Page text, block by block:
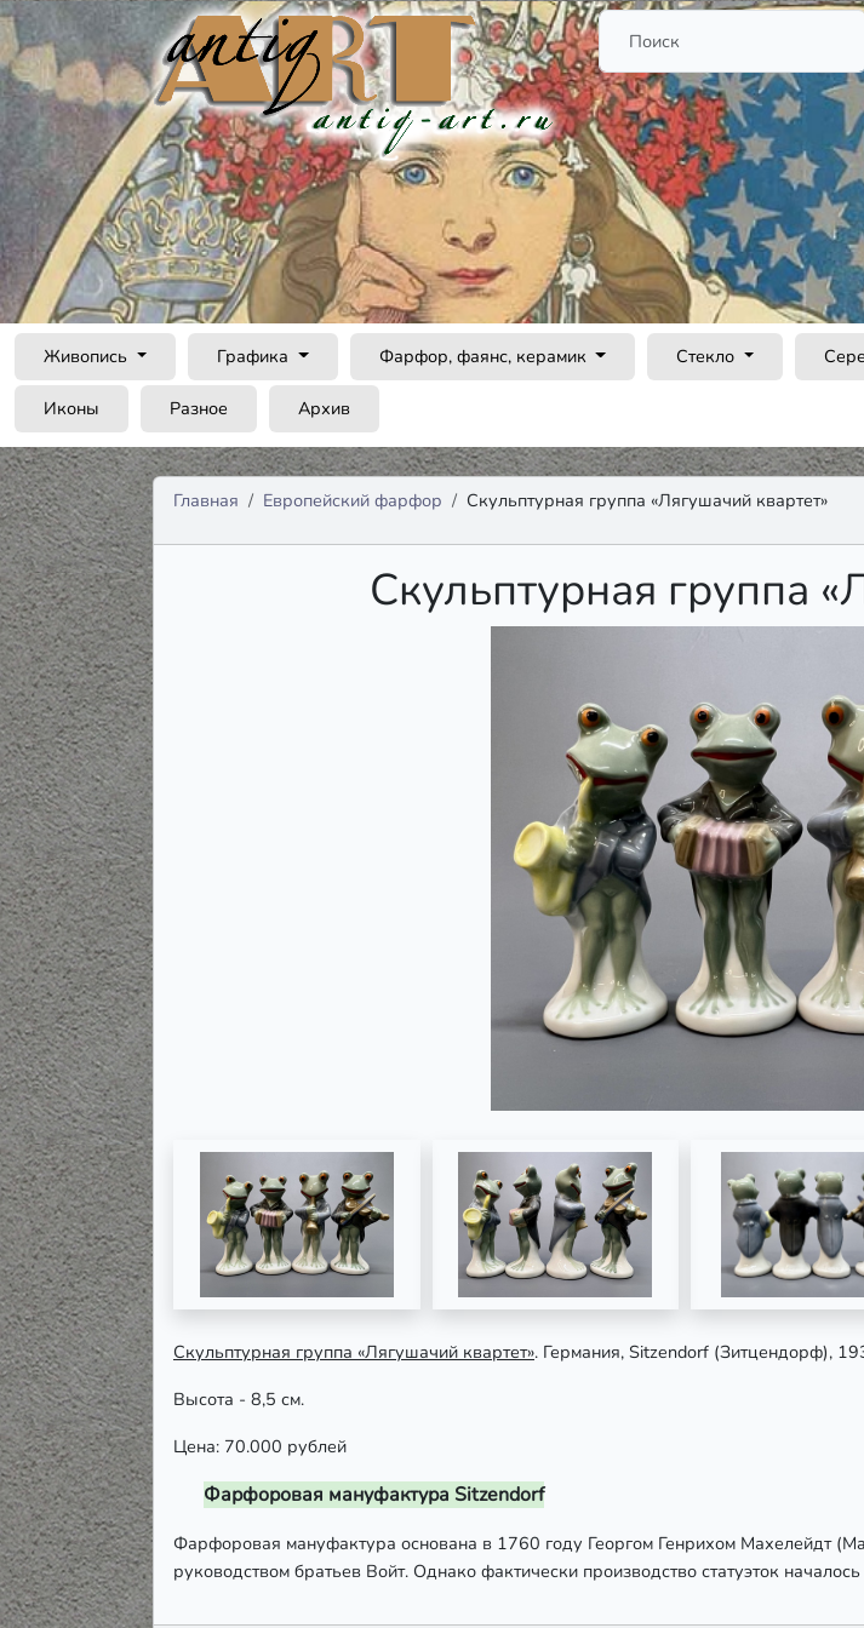
Живопись Графика Фарфор, фаянс, керамик Стекло
Иконы Разное Архив
Главная Европейский фарфор Скульптурная группа «Лягушачий квартет»
Скульптурная группа
Скульптурная группа «Лягушачий квартет». Германия, Sitzendorf (Зитцендорф),
Высота - 8,5 см.
Цена: 70.000 рублей
Фарфоровая мануфактура Sitzendorf
Фарфоровая мануфактура основана в 1760 году Георгом Генрихом Махелейдт
руководством братьев Войт. Однако фактически производство статуэток